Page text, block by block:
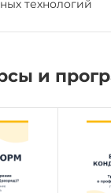
технологий
и